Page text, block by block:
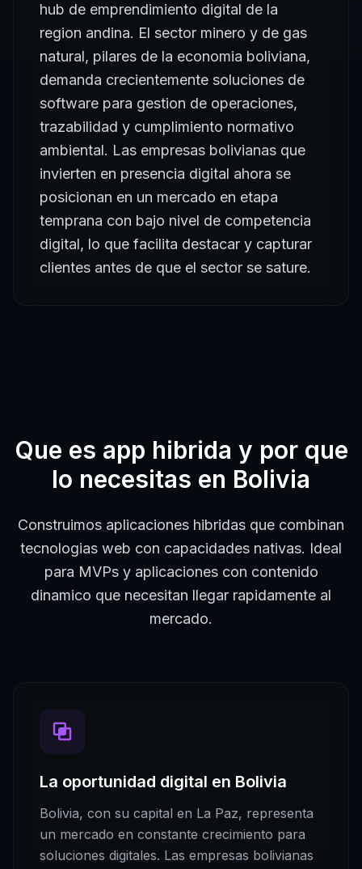
hub de emprendimiento digital de la
region andina. El sector minero y de gas
natural, pilares de la economia boliviana,
demanda crecientemente soluciones de
software para gestion de operaciones,
trazabilidad y cumplimiento normativo
ambiental. Las empresas bolivianas que
invierten en presencia digital ahora se
posicionan en un mercado en etapa
temprana con bajo nivel de competencia
digital, lo que facilita destacar y capturar
clientes antes de que el sector se sature.
Que es app hibrida y por que
lo necesitas en Bolivia
Construimos aplicaciones hibridas que combinan
tecnologias web con capacidades nativas. Ideal
para MVPs y aplicaciones con contenido
dinamico que necesitan llegar rapidamente al
mercado.
La oportunidad digital en Bolivia
Bolivia, con su capital en La Paz, representa
un mercado en constante crecimiento para
soluciones digitales. Las empresas bolivianas